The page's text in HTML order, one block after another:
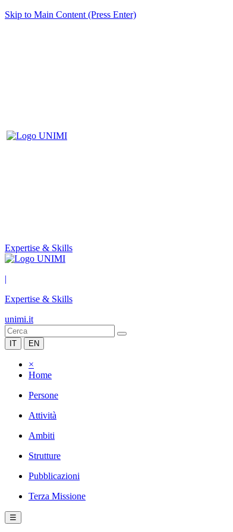
Skip to Main Content (Press Enter)
Expertise & Skills
|
Expertise & Skills
unimi.it
IT EN
×
Home
Persone
Attività
Ambiti
Strutture
Pubblicazioni
Terza Missione
☰